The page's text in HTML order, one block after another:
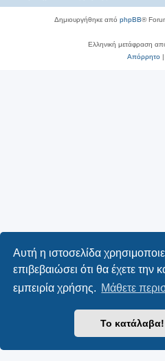
Αυτή η ιστοσελίδα
επιβεβαιώσει ότι θα έχετε την
εμπειρία χρήσης. Μάθετε
Το κατάλαβα!
Δημιουργήθηκε από phpBB®
Ελληνική μετάφραση
Απόρρητο